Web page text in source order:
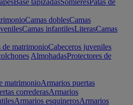
Base tapizadasSomieresPatas de
Camas doblesCamas
Camas infantilesLiterasCamas
de matrimonioCabeceros juveniles
AlmohadasProtectores de
matrimonioArmarios puertas
correderasArmarios
Armarios esquinerosArmarios